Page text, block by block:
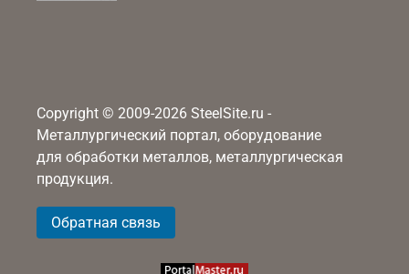
Copyright © 2009-2026 SteelSite.ru -
Металлургический портал, оборудование
для обработки металлов, металлургическая
продукция.
Обратная связь